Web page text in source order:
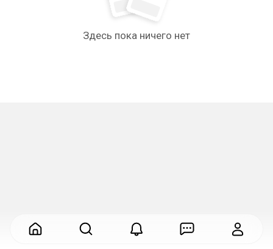
Здесь пока ничего нет